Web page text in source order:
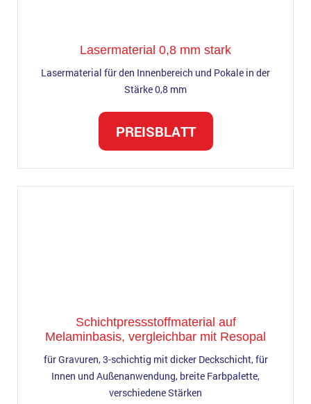
Schichtpressstoffmaterial auf
Melaminbasis, vergleichbar mit Resopal
für Gravuren, 3-schichtig mit dicker Deckschicht, für
Innen und Außenanwendung, breite Farbpalette,
verschiedene Stärken
Lasermaterial 0,8 mm stark
Lasermaterial für den Innenbereich und Pokale in der
Stärke 0,8 mm
PREISBLATT